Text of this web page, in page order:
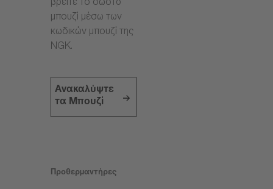
βρείτε το σωστό
μπουζί μέσω των
κωδικών μπουζί της
NGK.
Ανακαλύψτε
τα Μπουζί
Προθερμαντήρες